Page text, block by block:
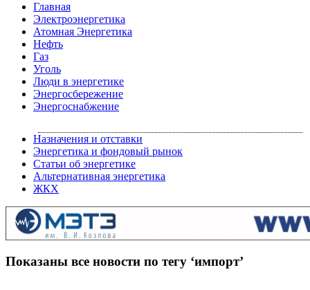
Главная
Электроэнергетика
Атомная Энергетика
Нефть
Газ
Уголь
Люди в энергетике
Энергосбережение
Энергоснабжение
Назначения и отставки
Энергетика и фондовый рынок
Статьи об энергетике
Альтернативная энергетика
ЖКХ
Показаны все новости по тегу ‘импорт’